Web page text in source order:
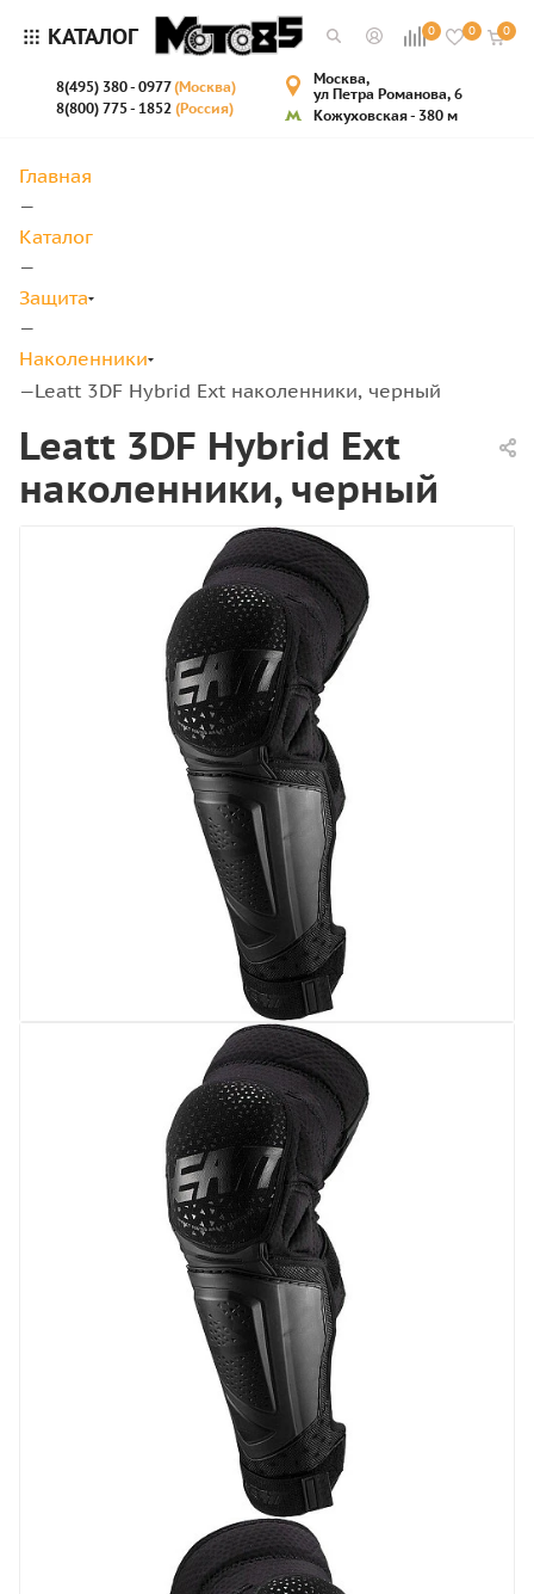
КАТАЛОГ 0 0 0
8(495) 380 - 0977(Москва)
8(800) 775 - 1852 (Россия)
Москва,
ул Петра Романова, 6
Кожуховская - 380 м
Главная
—
Каталог
—
Защита
—
Наколенники
—Leatt 3DF Hybrid Ext наколенники, черный
Leatt 3DF Hybrid Ext
наколенники, черный